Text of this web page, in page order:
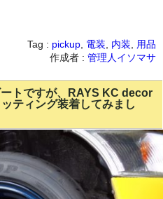
Tag : pickup 電装 内装
用品
作成者 : 管理人イソマサ
トですが、RAYS KC decor
ティング装着してみまし